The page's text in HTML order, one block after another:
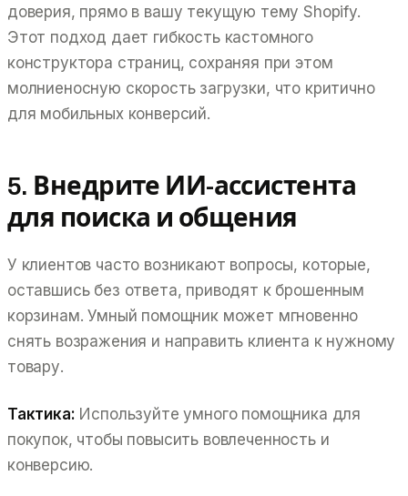
доверия, прямо в вашу текущую тему Shopify.
Этот подход дает гибкость кастомного
конструктора страниц, сохраняя при этом
молниеносную скорость загрузки, что критично
для мобильных конверсий.
5. Внедрите ИИ-ассистента
для поиска и общения
У клиентов часто возникают вопросы, которые,
оставшись без ответа, приводят к брошенным
корзинам. Умный помощник может мгновенно
снять возражения и направить клиента к нужному
товару.
Тактика: Используйте умного помощника для
покупок, чтобы повысить вовлеченность и
конверсию.